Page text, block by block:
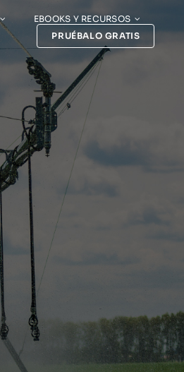
EBOOKS Y RECURSOS
PRUÉBALO GRATIS